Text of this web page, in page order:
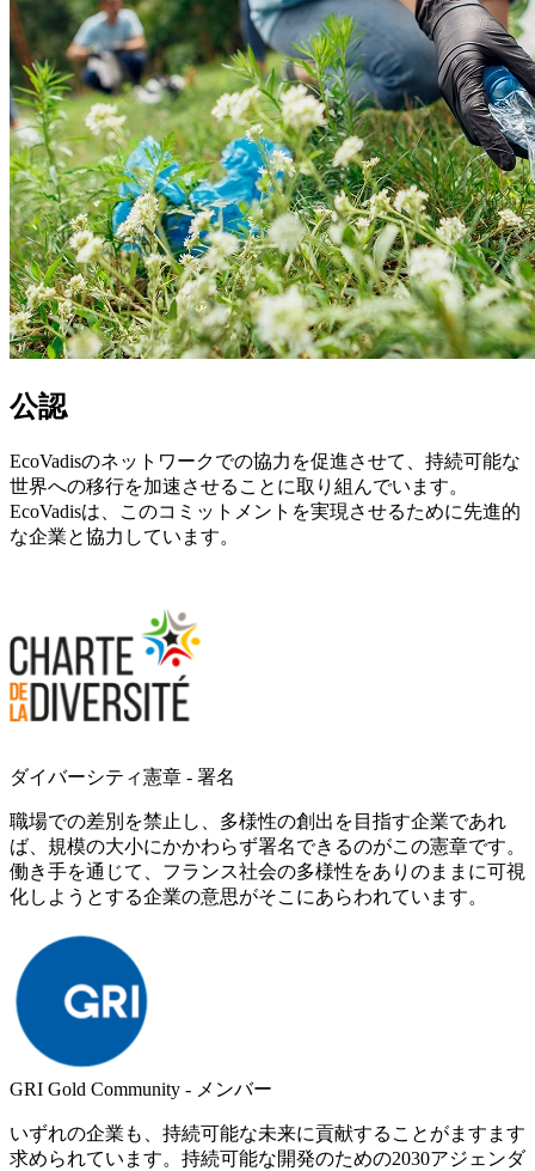
公認
EcoVadisのネットワークでの協力を促進させて、持続可能な
世界への移行を加速させることに取り組んでいます。
EcoVadisは、このコミットメントを実現させるために先進的
な企業と協力しています。
ダイバーシティ憲章 - 署名
職場での差別を禁止し、多様性の創出を目指す企業であれ
ば、規模の大小にかかわらず署名できるのがこの憲章です。
働き手を通じて、フランス社会の多様性をありのままに可視
化しようとする企業の意思がそこにあらわれています。
GRI Gold Community - メンバー
いずれの企業も、持続可能な未来に貢献することがますます
求められています。持続可能な開発のための2030アジェンダ